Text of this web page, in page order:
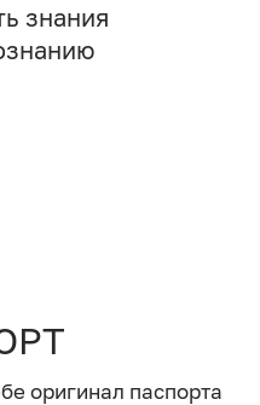
знания
оригинал паспорта